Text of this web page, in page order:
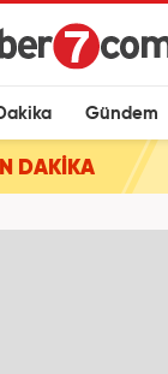
Gündem
DAKİKA